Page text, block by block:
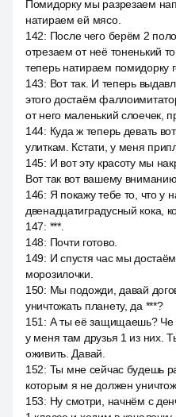
Помидорку мы разрезаем
натираем ей мясо.
142: После чего берём 2
отрезаем от неё тоненький
теперь натираем помидорку
143: Вот так. И теперь
этого достаём
от него маленький слоечек,
144: Куда ж теперь девать
улиткам. Кстати, у меня
145: И вот эту красоту мы
Вот так вот вашему
146: Я покажу тебе то, что у
двенадцатиградусный кока,
147: ***.
148: Почти готово.
149: И спустя час мы
морозилочки.
150: Мы подожди, давай
уничтожать планету, да ***?
151 : А ты её защищаешь? Че
у меня там друзья 1 из них.
оживить. Давай.
152: Ты мне сейчас будешь
которым я не должен
153: Ну смотри, начнём с